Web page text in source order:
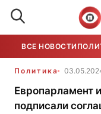
ВСЕ НОВОСТИ
Политика
Европарламент
подписали